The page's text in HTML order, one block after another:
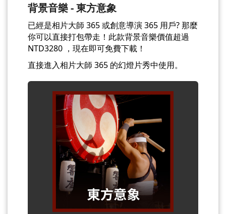
背景音樂 - 東方意象
已經是相片大師 365 或創意導演 365 用戶? 那麼
你可以直接打包帶走！此款背景音樂價值超過
NTD3280 ，現在即可免費下載！
直接進入相片大師 365 的幻燈片秀中使用。